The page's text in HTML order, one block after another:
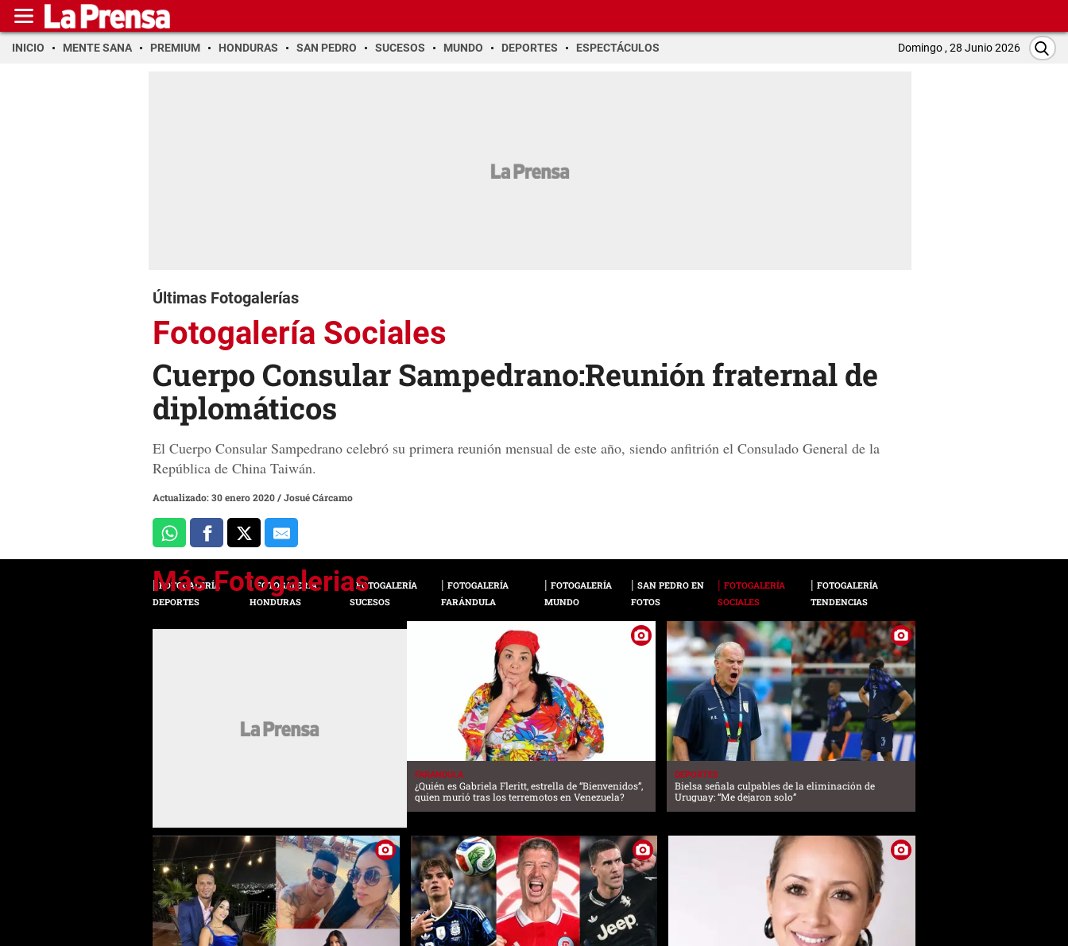
INICIO MENTE SANA PREMIUM HONDURAS SAN PEDRO SUCESOS MUNDO DEPORTES ESPECTÁCULOS Domingo , 28 Junio 2026
Últimas Fotogalerías
Fotogalería Sociales
Cuerpo Consular Sampedrano:Reunión fraternal de
diplomáticos
El Cuerpo Consular Sampedrano celebró su primera reunión mensual de este año, siendo anfitrión el Consulado General de la
República de China Taiwán.
Actualizado: 30 enero 2020/Josué Cárcamo
FOTOGALERÍA
DEPORTES
FOTOGALERÍA
HONDURAS
FOTOGALERÍA
SUCESOS
FOTOGALERÍA
FARÁNDULA
FOTOGALERÍA
MUNDO
SAN PEDRO EN
FOTOS
FOTOGALERÍA
SOCIALES
FOTOGALERÍA
TENDENCIAS
FARANDULA
¿Quién es Gabriela Fleritt, estrella de “Bienvenidos”,
quien murió tras los terremotos en Venezuela?
DEPORTES
Bielsa señala culpables de la eliminación de
Uruguay: “Me dejaron solo”